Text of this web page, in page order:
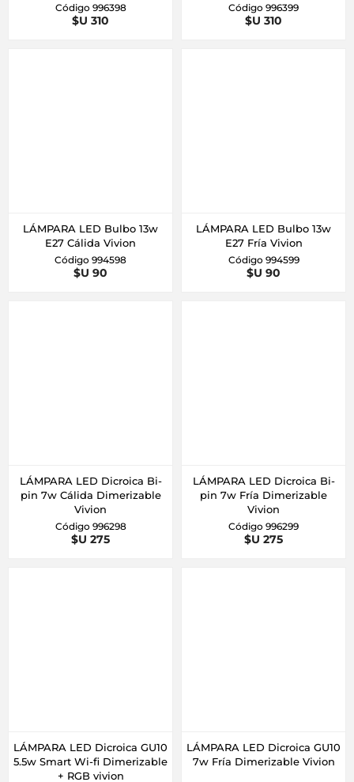
Código 996398
$U 310
Código 996399
$U 310
LÁMPARA LED Bulbo 13w
E27 Cálida Vivion
Código 994598
$U 90
LÁMPARA LED Bulbo 13w
E27 Fría Vivion
Código 994599
$U 90
LÁMPARA LED Dicroica Bi-
pin 7w Cálida Dimerizable
Vivion
Código 996298
$U 275
LÁMPARA LED Dicroica Bi-
pin 7w Fría Dimerizable
Vivion
Código 996299
$U 275
LÁMPARA LED Dicroica GU10
5.5w Smart Wi-fi Dimerizable
+ RGB vivion
LÁMPARA LED Dicroica GU10
7w Fría Dimerizable Vivion